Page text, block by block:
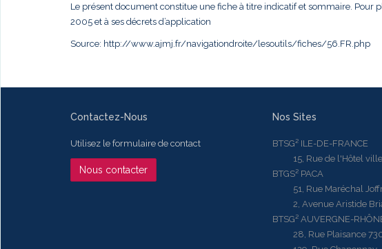
Le présent document constitue une fiche à titre indicatif et sommaire. Pour
2005 et à ses décrets d’application
Source: http://www.ajmj.fr/navigationdroite/lesoutils/fiches/56.FR.php
Contactez-Nous
Utilisez le formulaire de contact
Nous contacter
Nos Sites
BTSG² ILE-DE-FRANCE
15, Rue de l'Hôtel ville
BTGS² PACA
51, Rue Maréchal
2, Avenue Aristide
BTSG² AUVERGNE-
28, Rue Plaisance